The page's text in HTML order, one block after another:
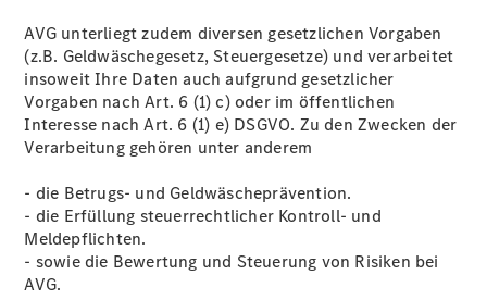
AVG unterliegt zudem diversen gesetzlichen Vorgaben
(z.B. Geldwäschegesetz, Steuergesetze) und verarbeitet
insoweit Ihre Daten auch aufgrund gesetzlicher
Vorgaben nach Art. 6 (1) c) oder im öffentlichen
Interesse nach Art. 6 (1) e) DSGVO. Zu den Zwecken der
Verarbeitung gehören unter anderem
- die Betrugs- und Geldwäscheprävention.
- die Erfüllung steuerrechtlicher Kontroll- und
Meldepflichten.
- sowie die Bewertung und Steuerung von Risiken bei
AVG.